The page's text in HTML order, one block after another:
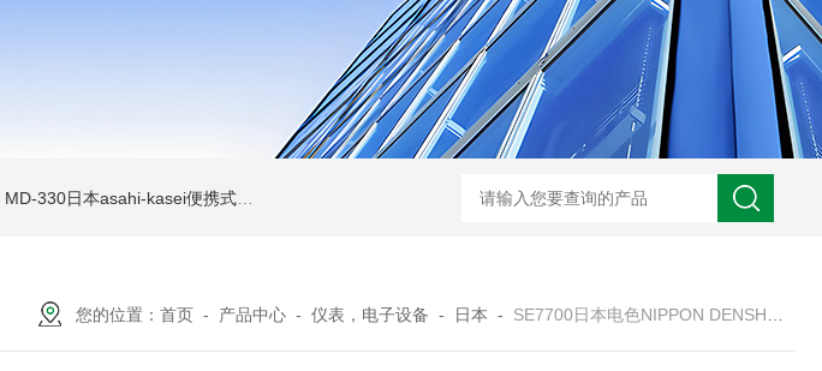
MD-330日本asahi-kasei便携式振动诊断装置 BL300Ft日本heidon外部输出搅拌器 搅拌器100日本heidon循环
您的位置：首页 - 产品中心 -仪表，电子设备 - 日本 - SE7700日本电色NIPPON DENSHOKU 桌面颜色测量仪S